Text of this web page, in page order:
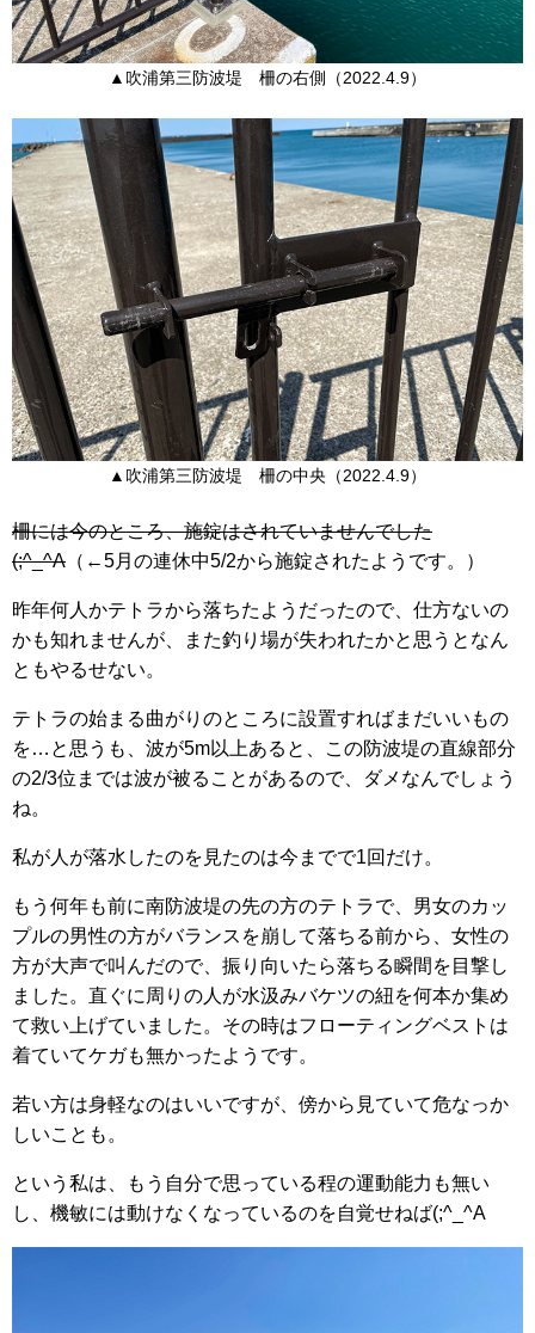
▲吹浦第三防波堤 柵の右側（2022.4.9）
▲吹浦第三防波堤 柵の中央（2022.4.9）
柵には今のところ、施錠はされていませんでした
(;^_^A （←5月の連休中5/2から施錠されたようです。）
昨年何人かテトラから落ちたようだったので、仕方ないの
かも知れませんが、また釣り場が失われたかと思うとなん
ともやるせない。
テトラの始まる曲がりのところに設置すればまだいいもの
を…と思うも、波が5m以上あると、この防波堤の直線部分
の2/3位までは波が被ることがあるので、ダメなんでしょう
ね。
私が人が落水したのを見たのは今までで1回だけ。
もう何年も前に南防波堤の先の方のテトラで、男女のカッ
プルの男性の方がバランスを崩して落ちる前から、女性の
方が大声で叫んだので、振り向いたら落ちる瞬間を目撃し
ました。直ぐに周りの人が水汲みバケツの紐を何本か集め
て救い上げていました。その時はフローティングベストは
着ていてケガも無かったようです。
若い方は身軽なのはいいですが、傍から見ていて危なっか
しいことも。
という私は、もう自分で思っている程の運動能力も無い
し、機敏には動けなくなっているのを自覚せねば(;^_^A